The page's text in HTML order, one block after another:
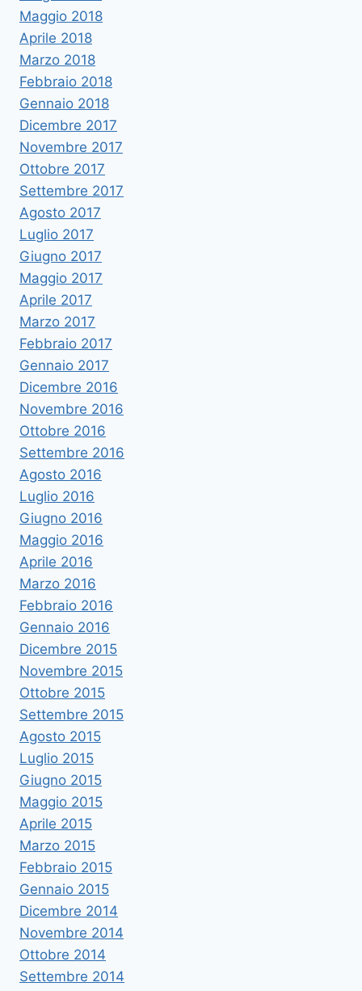
Maggio 2018
Aprile 2018
Marzo 2018
Febbraio 2018
Gennaio 2018
Dicembre 2017
Novembre 2017
Ottobre 2017
Settembre 2017
Agosto 2017
Luglio 2017
Giugno 2017
Maggio 2017
Aprile 2017
Marzo 2017
Febbraio 2017
Gennaio 2017
Dicembre 2016
Novembre 2016
Ottobre 2016
Settembre 2016
Agosto 2016
Luglio 2016
Giugno 2016
Maggio 2016
Aprile 2016
Marzo 2016
Febbraio 2016
Gennaio 2016
Dicembre 2015
Novembre 2015
Ottobre 2015
Settembre 2015
Agosto 2015
Luglio 2015
Giugno 2015
Maggio 2015
Aprile 2015
Marzo 2015
Febbraio 2015
Gennaio 2015
Dicembre 2014
Novembre 2014
Ottobre 2014
Settembre 2014